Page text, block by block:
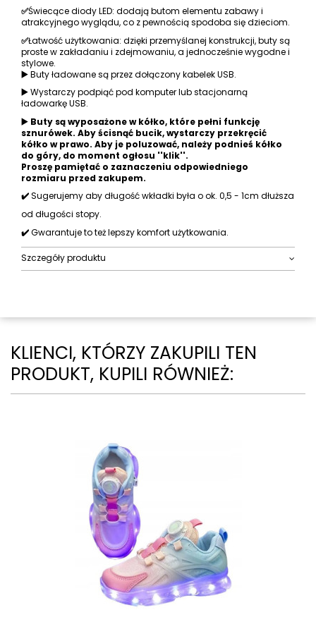
✅Świecące diody LED: dodają butom elementu zabawy i
atrakcyjnego wyglądu, co z pewnością spodoba się dzieciom.
✅Łatwość użytkowania: dzięki przemyślanej konstrukcji, buty są
proste w zakładaniu i zdejmowaniu, a jednocześnie wygodne i
stylowe.
▶️Buty ładowane są przez dołączony kabelek USB.
▶️Wystarczy podpiąć pod komputer lub stacjonarną
ładowarkę USB.
▶️ Buty są wyposażone w kółko, które pełni funkcję
sznurówek. Aby ścisnąć bucik, wystarczy przekręcić
kółko w prawo. Aby je poluzować, należy podnieś kółko
do góry, do moment ogłosu ''klik''.
Proszę pamiętać o zaznaczeniu odpowiedniego
rozmiaru przed zakupem.
✔️Sugerujemy aby długość wkładki była o ok. 0,5 - 1cm dłuższa
od długości stopy.
✔️Gwarantuje to też lepszy komfort użytkowania.
Szczegóły produktu
KLIENCI, KTÓRZY ZAKUPILI TEN
PRODUKT, KUPILI RÓWNIEŻ: